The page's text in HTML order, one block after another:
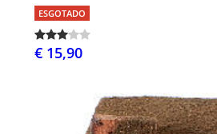
ESGOTADO
€ 15,90